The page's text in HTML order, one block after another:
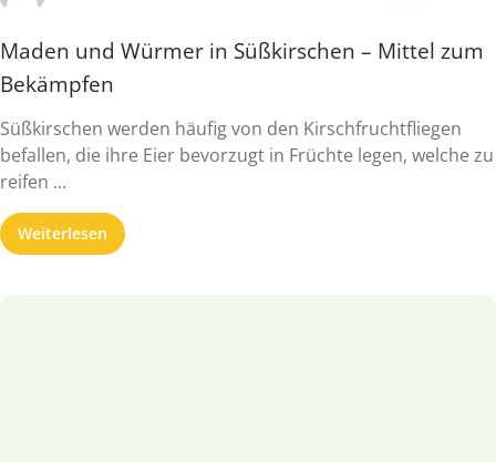
Maden und Würmer in Süßkirschen – Mittel zum
Bekämpfen
Süßkirschen werden häufig von den Kirschfruchtfliegen
befallen, die ihre Eier bevorzugt in Früchte legen, welche zu
reifen ...
Weiterlesen